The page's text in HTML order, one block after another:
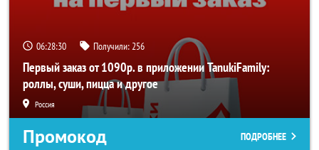
06:28:30 Получили:256
Первый заказ от 1090р. в приложении TanukiFamily:
роллы, суши, пицца и другое
Россия
Промокод ПОДРОБНЕЕ